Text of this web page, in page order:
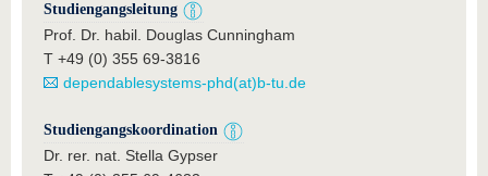
Studiengangsleitung
Prof. Dr. habil. Douglas Cunningham
T +49 (0) 355 69-3816
dependablesystems-phd(at)b-tu.de
Studiengangskoordination
Dr. rer. nat. Stella Gypser